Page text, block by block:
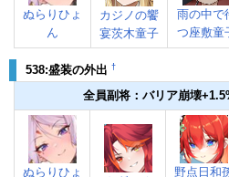
ぬらりひょ
ん
カジノの饗
宴茨木童子
雨の中で
つ座敷童
538:盛装の外出 †
全員副将：バリア崩壊
ぬらりひょ
野点日和